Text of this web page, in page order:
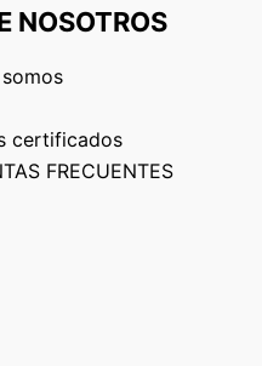
NOSOTROS
certificados
FRECUENTES